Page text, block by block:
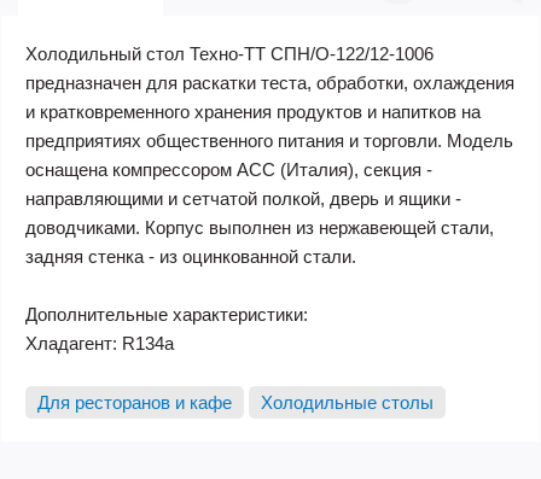
Холодильный стол Техно-ТТ СПН/О-122/12-1006
предназначен для раскатки теста, обработки, охлаждения
и кратковременного хранения продуктов и напитков на
предприятиях общественного питания и торговли. Модель
оснащена компрессором АСС (Италия), секция -
направляющими и сетчатой полкой, дверь и ящики -
доводчиками. Корпус выполнен из нержавеющей стали,
задняя стенка - из оцинкованной стали.
Дополнительные характеристики:
Хладагент: R134a
Для ресторанов и кафе Холодильные столы